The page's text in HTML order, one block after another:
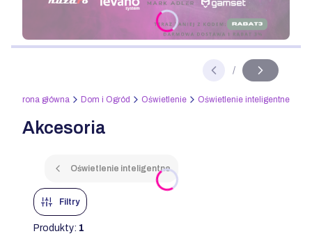
Naciśnij Enter lub spację, aby otworzyć stronę.
Slajd
/
z
Strona główna Dom i Ogród Oświetlenie Oświetlenie inteligentne
Akcesoria
Oświetlenie inteligentne
Filtry
Produkty: 1